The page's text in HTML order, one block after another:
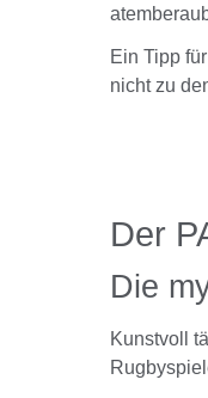
Ein Tipp
nicht zu
Der
Die
Kunstvoll